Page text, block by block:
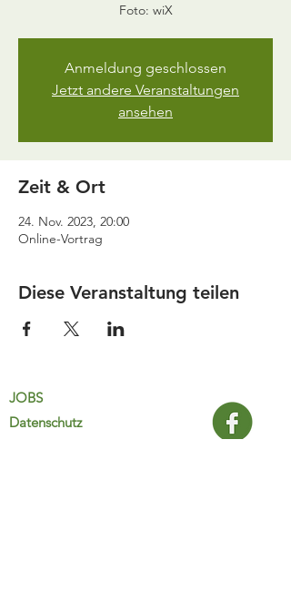
Foto: wiX
Anmeldung geschlossen
Jetzt andere Veranstaltungen
ansehen
Zeit & Ort
24. Nov. 2023, 20:00
Online-Vortrag
Diese Veranstaltung teilen
JOBS
Datenschutz